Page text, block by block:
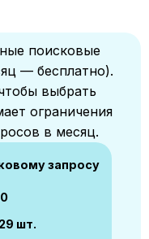
поисковые
— бесплатно).
выбрать
ограничения
в месяц.
запросу
29 шт.